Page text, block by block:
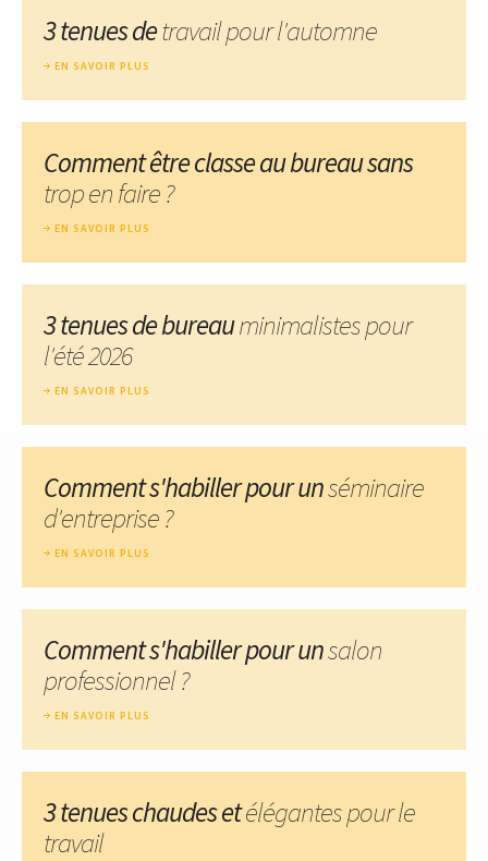
3 tenues detravail pour l'automne
EN SAVOIR PLUS
Comment être classe au bureau sans
trop en faire ?
EN SAVOIR PLUS
3 tenues de bureauminimalistes pour
l'été 2026
EN SAVOIR PLUS
Comment s'habiller pour unséminaire
d'entreprise ?
EN SAVOIR PLUS
Comment s'habiller pour unsalon
professionnel ?
EN SAVOIR PLUS
3 tenues chaudes etélégantes pour le
travail